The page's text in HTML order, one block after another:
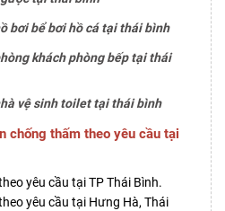
bơi bể bơi hồ cá tại thái bình
khách phòng bếp tại thái
vệ sinh toilet tại thái bình
chống thấm theo yêu cầu tại
yêu cầu tại TP Thái Bình.
yêu cầu tại Hưng Hà, Thái